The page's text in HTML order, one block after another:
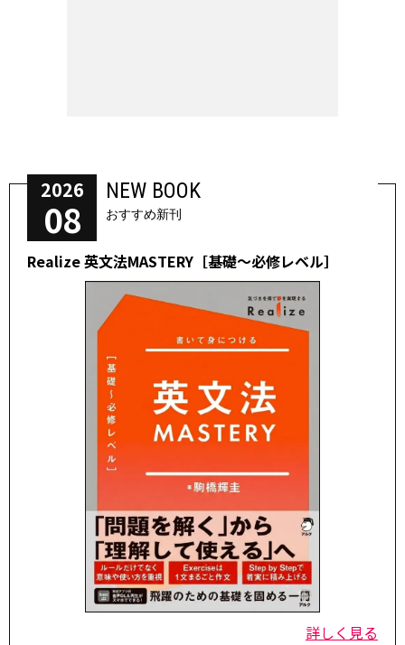
2026
08
NEW BOOK
おすすめ新刊
Realize 英文法MASTERY［基礎～必修レベル］
詳しく見る